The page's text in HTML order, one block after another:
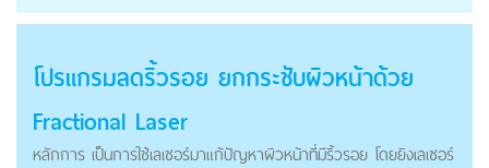
โปรแกรมลดริ้วรอย ยกกระชับผิวหน้าด้วย
Fractional Laser
หลักการ เป็นการใช้เลเซอร์มาแก้ปัญหาผิวหน้าที่มีริ้วรอย โดยยิงเลเซอร์